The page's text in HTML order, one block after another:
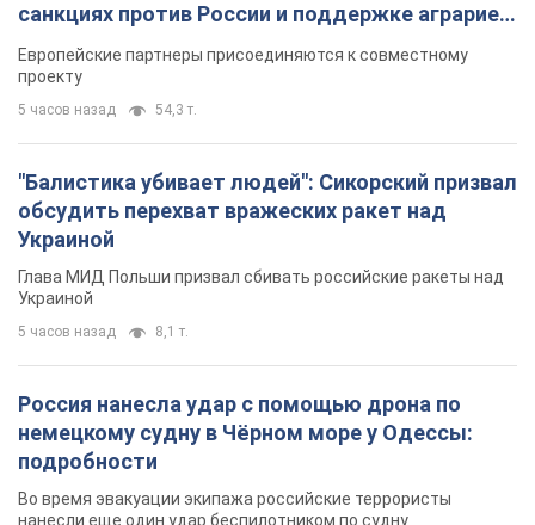
санкциях против России и поддержке аграриев.
Видео
Европейские партнеры присоединяются к совместному
проекту
5 часов назад 54,3 т.
"Балистика убивает людей": Сикорский призвал
обсудить перехват вражеских ракет над
Украиной
Глава МИД Польши призвал сбивать российские ракеты над
Украиной
5 часов назад 8,1 т.
Россия нанесла удар с помощью дрона по
немецкому судну в Чёрном море у Одессы:
подробности
Во время эвакуации экипажа российские террористы
нанесли еще один удар беспилотником по судну